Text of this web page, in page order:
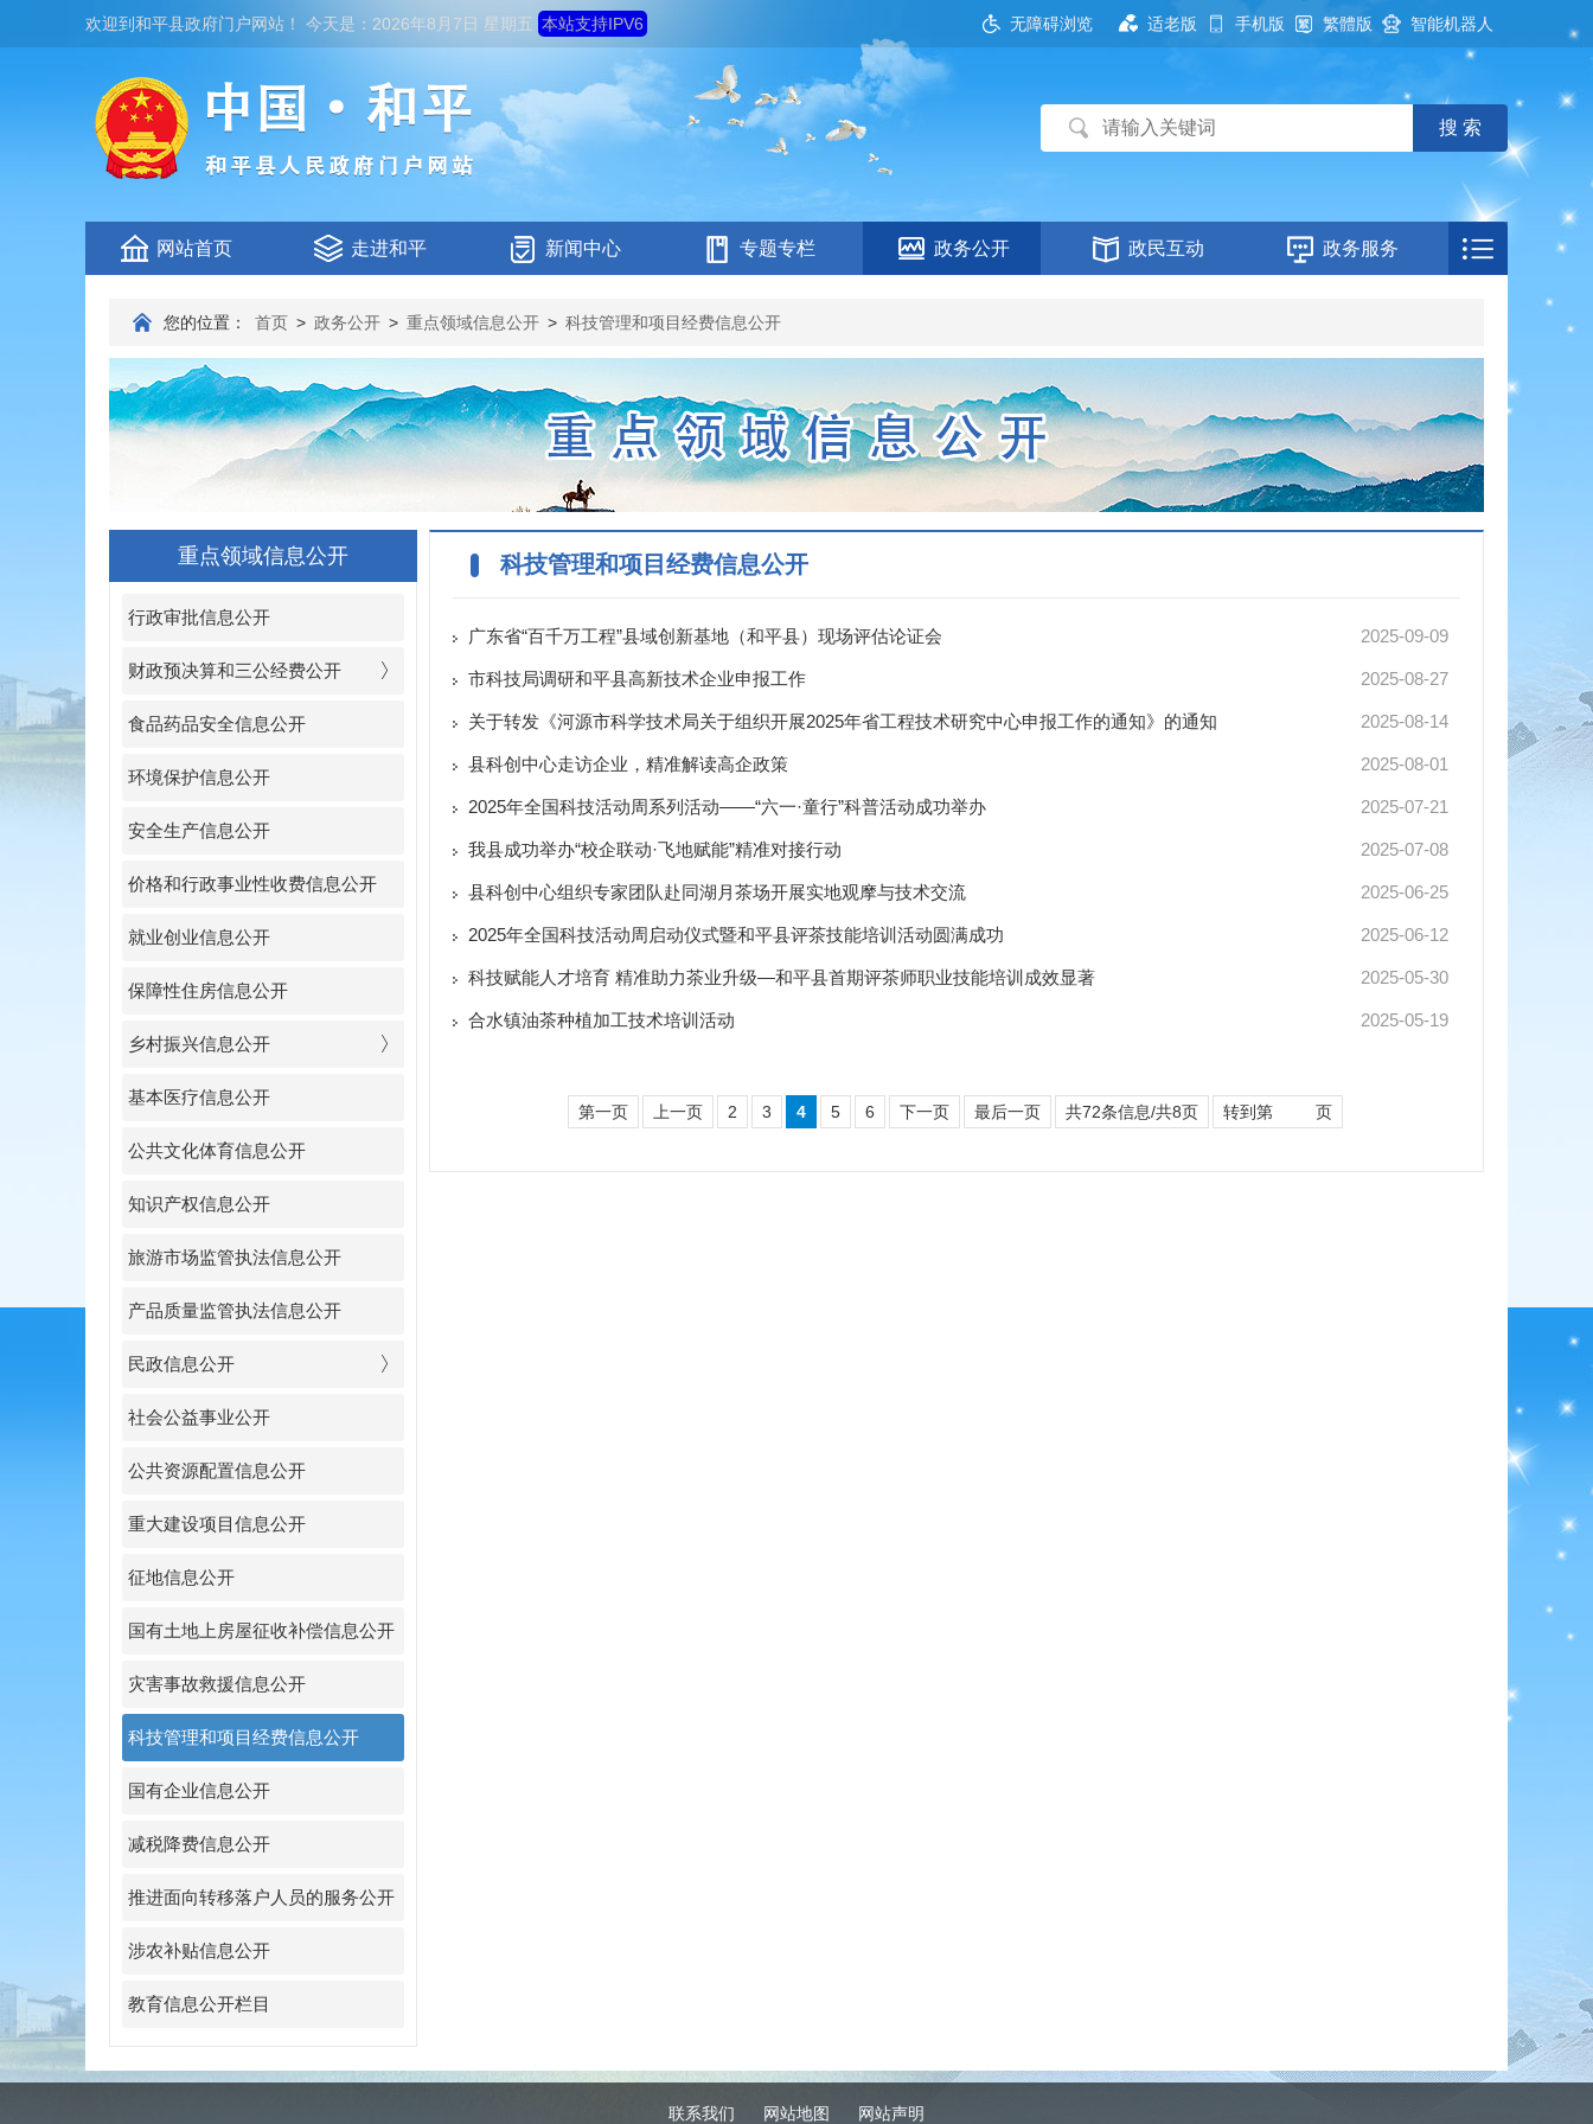
欢迎到和平县政府门户网站 ！ 今天是： 2026年8月7日 星期五 本站支持IPV6 无障碍浏览 适老版 手机版 繁體版 智能机器人
网站首页 走进和平 新闻中心 专题专栏 政务公开 政民互动 政务服务
您的位置： 首页 > 政务公开 > 重点领域信息公开 > 科技管理和项目经费信息公开
重点领域信息公开
行政审批信息公开
财政预决算和三公经费公开
食品药品安全信息公开
环境保护信息公开
安全生产信息公开
价格和行政事业性收费信息公开
就业创业信息公开
保障性住房信息公开
乡村振兴信息公开
基本医疗信息公开
公共文化体育信息公开
知识产权信息公开
旅游市场监管执法信息公开
产品质量监管执法信息公开
民政信息公开
社会公益事业公开
公共资源配置信息公开
重大建设项目信息公开
征地信息公开
国有土地上房屋征收补偿信息公开
灾害事故救援信息公开
科技管理和项目经费信息公开
国有企业信息公开
减税降费信息公开
推进面向转移落户人员的服务公开
涉农补贴信息公开
教育信息公开栏目
科技管理和项目经费信息公开
2025-09-09
广东省“百千万工程”县域创新基地（和平县）现场评估论证会
2025-08-27
市科技局调研和平县高新技术企业申报工作
2025-08-14
关于转发《河源市科学技术局关于组织开展2025年省工程技术研究中心申报工作的通知》的通知
2025-08-01
县科创中心走访企业，精准解读高企政策
2025-07-21
2025年全国科技活动周系列活动——“六一·童行”科普活动成功举办
2025-07-08
我县成功举办“校企联动·飞地赋能”精准对接行动
2025-06-25
县科创中心组织专家团队赴同湖月茶场开展实地观摩与技术交流
2025-06-12
2025年全国科技活动周启动仪式暨和平县评茶技能培训活动圆满成功
2025-05-30
科技赋能人才培育 精准助力茶业升级—和平县首期评茶师职业技能培训成效显著
2025-05-19
合水镇油茶种植加工技术培训活动
第一页 上一页 2 3 4 5 6 下一页 最后一页 共72条信息/共8页 转到第 页
联系我们 网站地图 网站声明